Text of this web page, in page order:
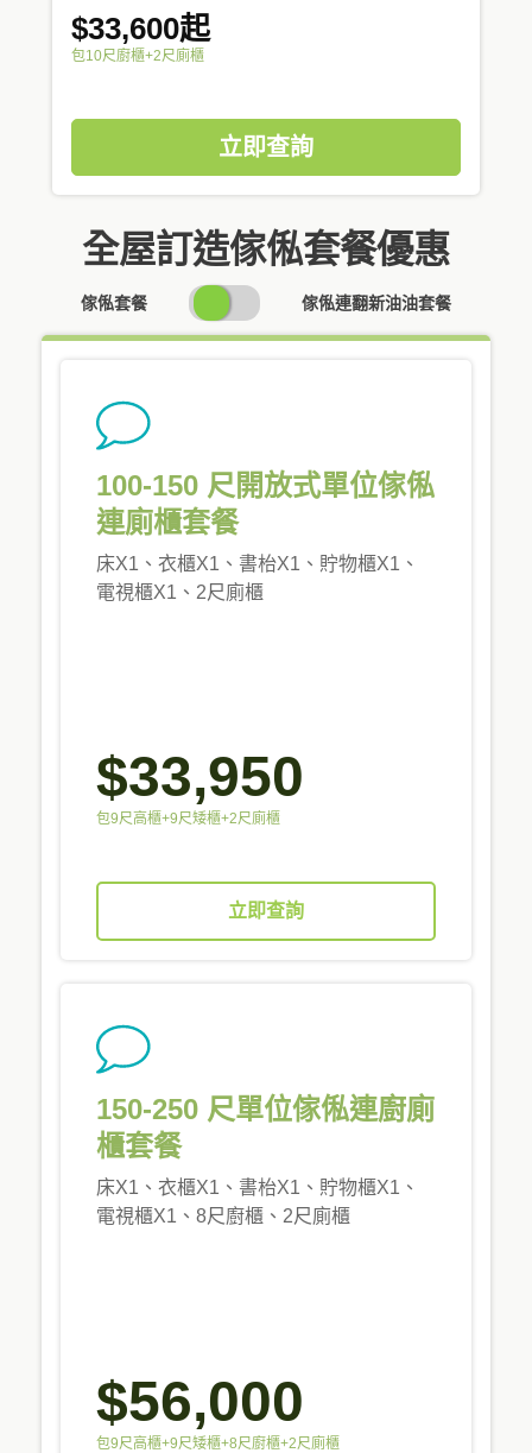
$33,600起
包10尺廚櫃+2尺廁櫃
立即查詢
全屋訂造傢俬套餐優惠
傢俬套餐
SWITCH
PRICING
傢俬連翻新油油套餐
100-150 尺開放式單位傢俬
連廁櫃套餐
床X1、衣櫃X1、書枱X1、貯物櫃X1、
電視櫃X1、2尺廁櫃
$33,950
包9尺高櫃+9尺矮櫃+2尺廁櫃
立即查詢
150-250 尺單位傢俬連廚廁
櫃套餐
床X1、衣櫃X1、書枱X1、貯物櫃X1、
電視櫃X1、8尺廚櫃、2尺廁櫃
$56,000
包9尺高櫃+9尺矮櫃+8尺廚櫃+2尺廁櫃